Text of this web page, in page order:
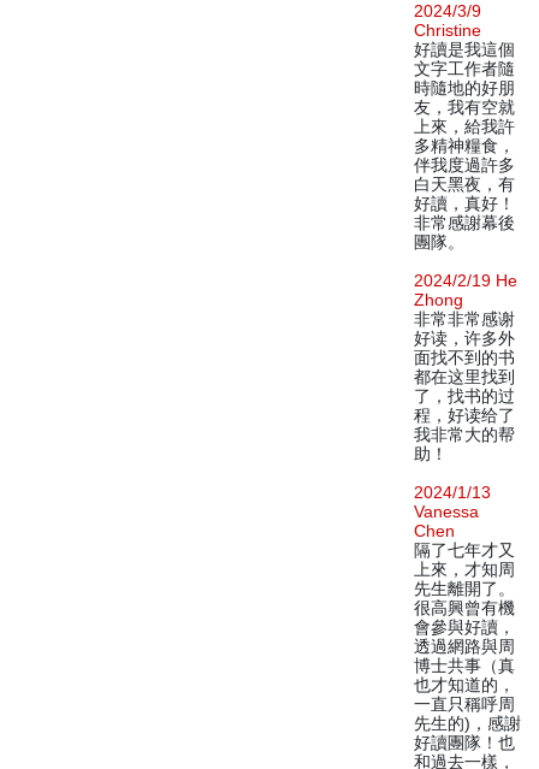
2024/3/9
Christine
好讀是我這個
文字工作者隨
時隨地的好朋
友，我有空就
上來，給我許
多精神糧食，
伴我度過許多
白天黑夜，有
好讀，真好！
非常感謝幕後
團隊。
2024/2/19 He
Zhong
非常非常感谢
好读，许多外
面找不到的书
都在这里找到
了，找书的过
程，好读给了
我非常大的帮
助！
2024/1/13
Vanessa
Chen
隔了七年才又
上來，才知周
先生離開了。
很高興曾有機
會參與好讀，
透過網路與周
博士共事（真
也才知道的，
一直只稱呼周
先生的)，感謝
好讀團隊！也
和過去一樣，